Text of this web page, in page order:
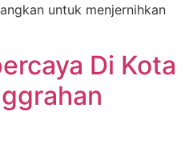
untuk menjernihkan
Di Kota